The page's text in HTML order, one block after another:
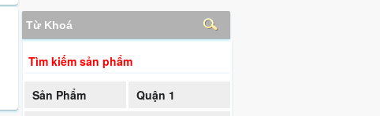
Tìm kiếm sản phẩm
Sản Phẩm
Quận 1